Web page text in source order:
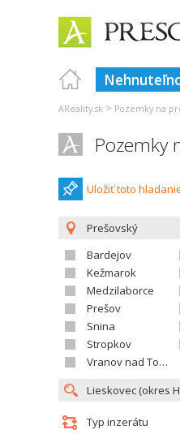
AReality.sk > Pozemky na
Pozemky
Uložiť toto
Prešovský
Bardejov
Kežmarok
Medzilaborce
Prešov
Snina
Stropkov
Vranov nad Topľou
Typ inzerátu